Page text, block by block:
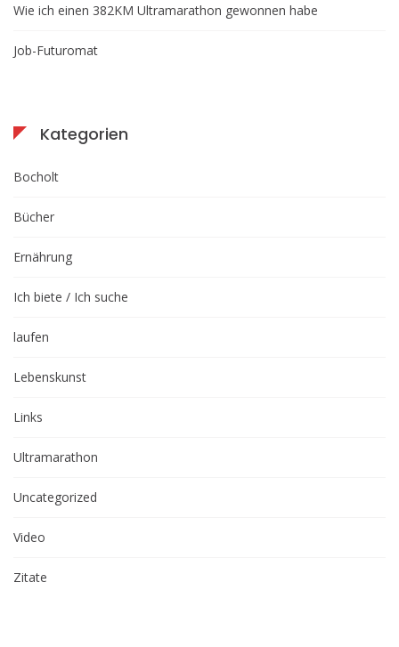
Wie ich einen 382KM Ultramarathon gewonnen habe
Job-Futuromat
Kategorien
Bocholt
Bücher
Ernährung
Ich biete / Ich suche
laufen
Lebenskunst
Links
Ultramarathon
Uncategorized
Video
Zitate